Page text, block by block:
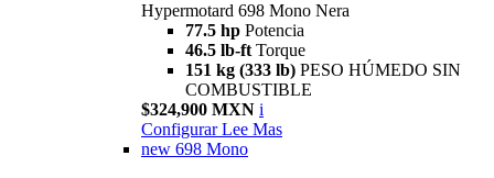
Hypermotard 698 Mono Nera
77.5 hp Potencia
46.5 lb-ft Torque
151 kg (333 lb) PESO HÚMEDO SIN
COMBUSTIBLE
$324,900 MXN i
Configurar Lee Mas
new 698 Mono